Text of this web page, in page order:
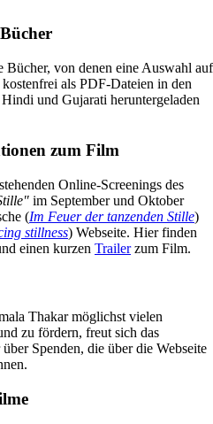
Bücher, von denen eine Auswahl auf
kostenfrei als PDF-Dateien in den
und Gujarati heruntergeladen
zum Film
Online-Screenings des
im September und Oktober
(Im Feuer der tanzenden Stille)
stillness) Webseite. Hier finden
einen kurzen Trailerzum Film.
Thakar möglichst vielen
zu fördern, freut sich das
Spenden, die über die Webseite